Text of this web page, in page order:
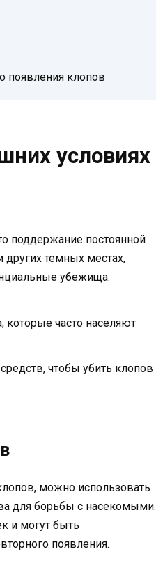
появления клопов
условиях
поддержание постоянной
темных местах,
убежища.
которые часто населяют
чтобы убить клопов
можно использовать
для борьбы с насекомыми.
и могут быть
появления.